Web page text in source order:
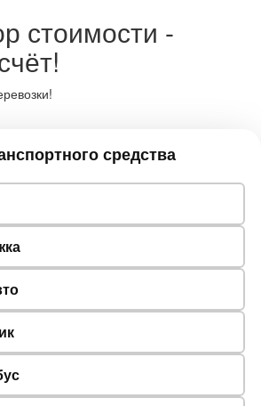
стоимости -
средства